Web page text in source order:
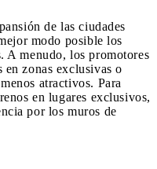
de las ciudades
modo posible los
A menudo, los promotores
en zonas exclusivas o
atractivos. Para
en lugares exclusivos,
por los muros de